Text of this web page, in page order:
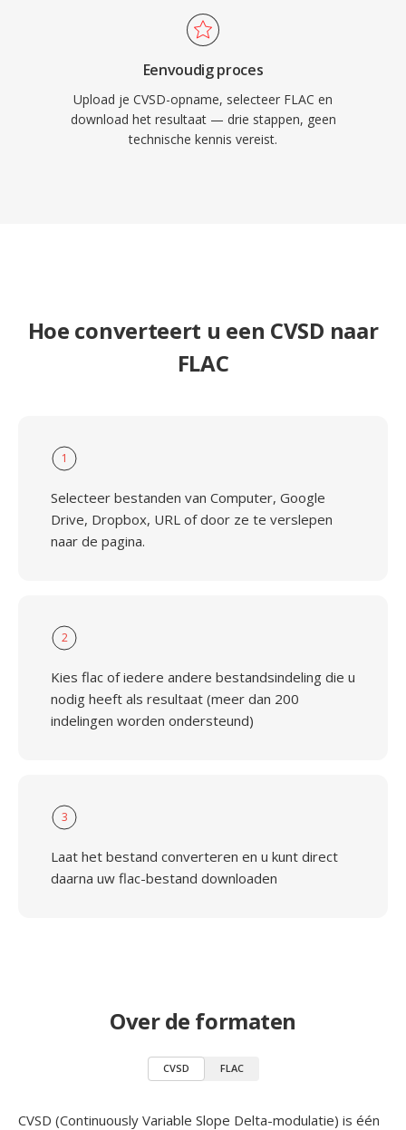
Eenvoudig proces
Upload je CVSD-opname, selecteer FLAC en
download het resultaat — drie stappen, geen
technische kennis vereist.
Hoe converteert u een CVSD naar
FLAC
1
Selecteer bestanden van Computer, Google
Drive, Dropbox, URL of door ze te verslepen
naar de pagina.
2
Kies flac of iedere andere bestandsindeling die u
nodig heeft als resultaat (meer dan 200
indelingen worden ondersteund)
3
Laat het bestand converteren en u kunt direct
daarna uw flac-bestand downloaden
Over de formaten
CVSD FLAC
CVSD (Continuously Variable Slope Delta-modulatie) is één